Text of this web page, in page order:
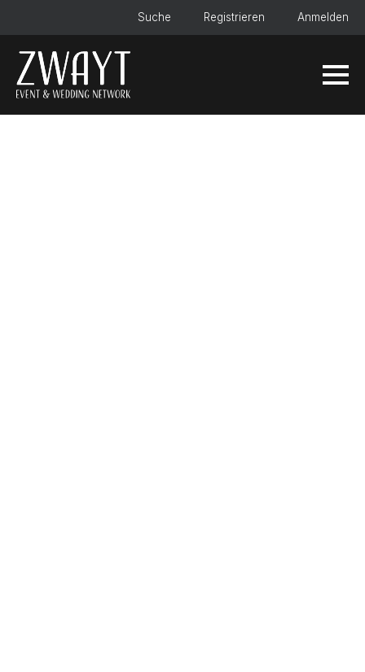
Suche Registrieren Anmelden